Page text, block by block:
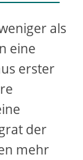
als
eine
erster
der
mehr